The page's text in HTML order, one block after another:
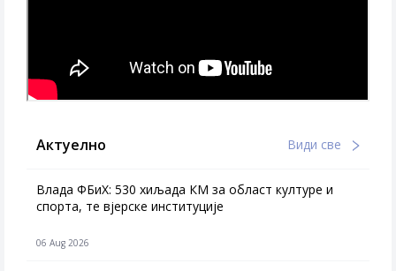
Актуелно Види све
Влада ФБиХ: 530 хиљада КМ за област културе и
спорта, те вјерске институције
06 Aug 2026